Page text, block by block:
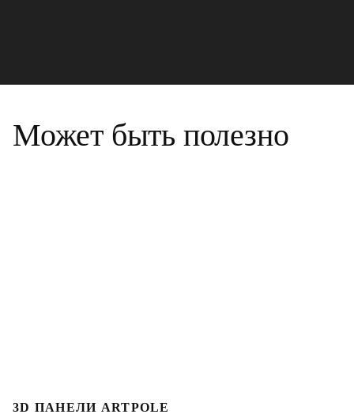
Может быть полезно
3D ПАНЕЛИ ARTPOLE